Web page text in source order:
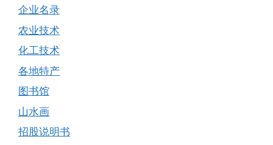
企业名录
农业技术
化工技术
各地特产
图书馆
山水画
招股说明书